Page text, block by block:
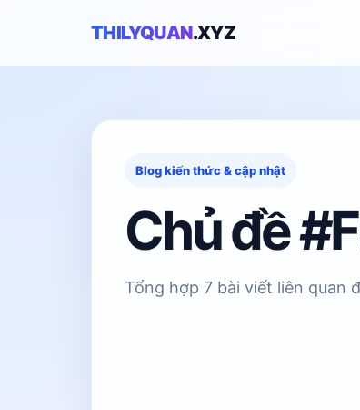
THILYQUAN.XYZ
Blog kiến thức & cập nhật
Chủ đề
Tổng hợp 7 bài viết liên quan